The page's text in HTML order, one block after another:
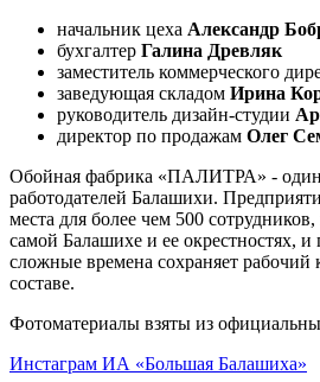
начальник цеха Александр
бухгалтер Галина Древляк
заместитель коммерческого
заведующая складом Ирина
руководитель дизайн-студии
директор по продажам Олег
Обойная фабрика «ПАЛИТРА» -
работодателей Балашихи.
места для более чем 500
самой Балашихе и ее окрестностях, и
сложные времена сохраняет рабочий
составе.
Фотоматериалы взяты из
Инстаграм ИА «Большая Балашиха»